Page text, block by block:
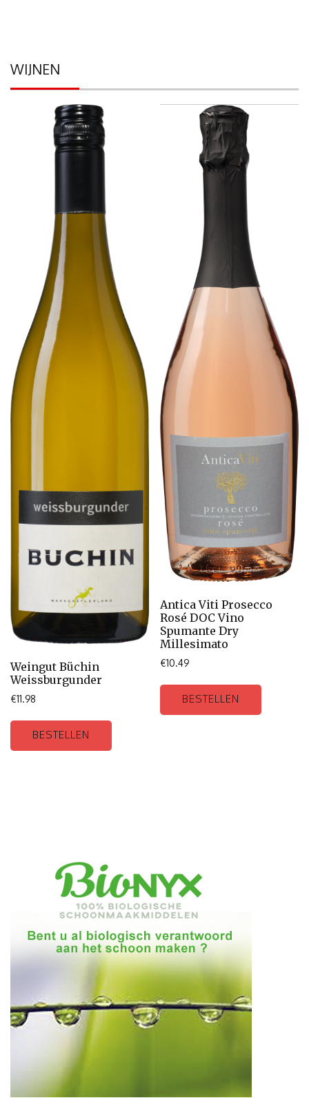
WIJNEN
Weingut Büchin
Weissburgunder
€11.98
BESTELLEN
Antica Viti Prosecco
Rosé DOC Vino
Spumante Dry
Millesimato
€10.49
BESTELLEN